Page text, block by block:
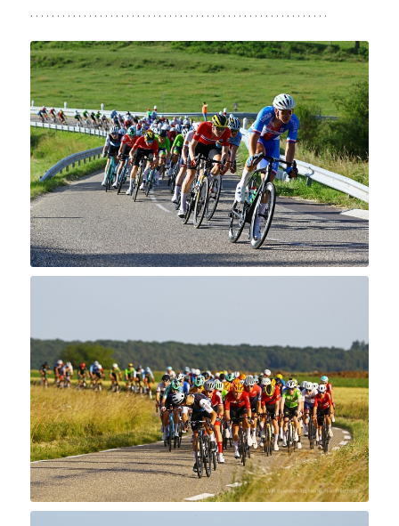
. . . . . . . . . . . . . . . . . . . . . . . . . . . . . . . . . . . . . . . . . . . . . . . . . . . . . . . .